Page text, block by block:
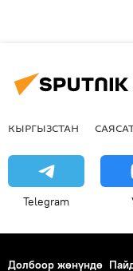
КЫРГЫЗСТАН
Telegram
Долбоор жөнүндө